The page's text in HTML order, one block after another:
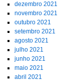
dezembro 2021
novembro 2021
outubro 2021
setembro 2021
agosto 2021
julho 2021
junho 2021
maio 2021
abril 2021